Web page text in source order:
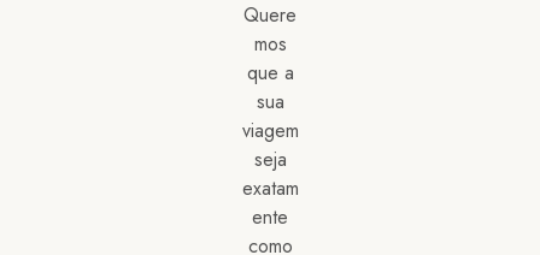
Quere
mos
que a
sua
viagem
seja
exatam
ente
como